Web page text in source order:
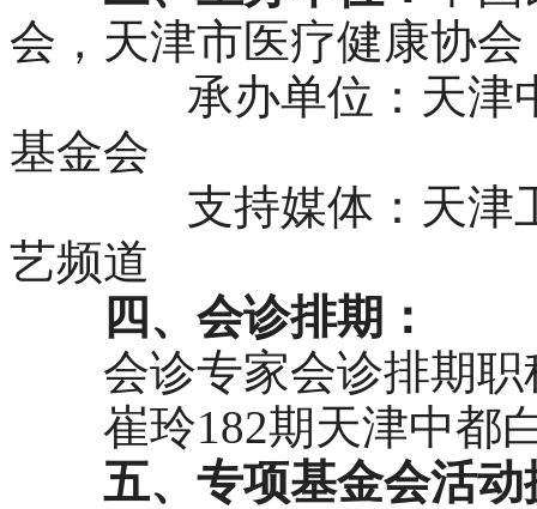
会，天津市医疗健康协会
承办单位：天津中
基金会
支持媒体：天津卫
艺频道
四、会诊排期：
会诊专家会诊排期职
崔玲182期天津中都白
五、专项基金会活